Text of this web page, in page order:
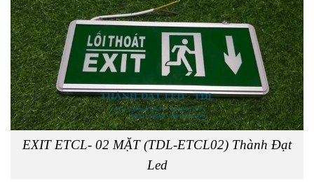
EXIT ETCL- 02 MẶT (TDL-ETCL02) Thành Đạt
Led